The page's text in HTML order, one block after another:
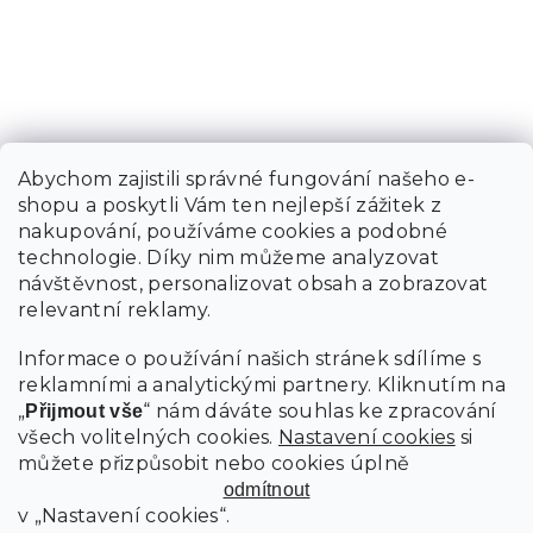
Abychom zajistili správné fungování našeho e-
shopu a poskytli Vám ten nejlepší zážitek z
nakupování, používáme cookies a podobné
technologie. Díky nim můžeme analyzovat
návštěvnost, personalizovat obsah a zobrazovat
relevantní reklamy.
Informace o používání našich stránek sdílíme s
reklamními a analytickými partnery. Kliknutím na
„Přijmout vše“ nám dáváte souhlas ke zpracování
všech volitelných cookies. Nastavení cookies si
můžete přizpůsobit nebo cookies úplně
odmítnout
v „Nastavení cookies“.